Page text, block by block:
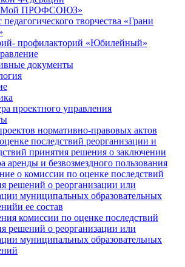
«Мой ПРОФСОЮЗ»
творчества «Грани
профилакторий «Юбилейный»
документы
проектного управления
нормативно-правовых актов
последствий реорганизации и
принятия решения о заключении
и безвозмездного пользования
о комиссии по оценке последствий
решений о реорганизации или
муниципальных образовательных
ее состав
комиссии по оценке последствий
решений о реорганизации или
муниципальных образовательных